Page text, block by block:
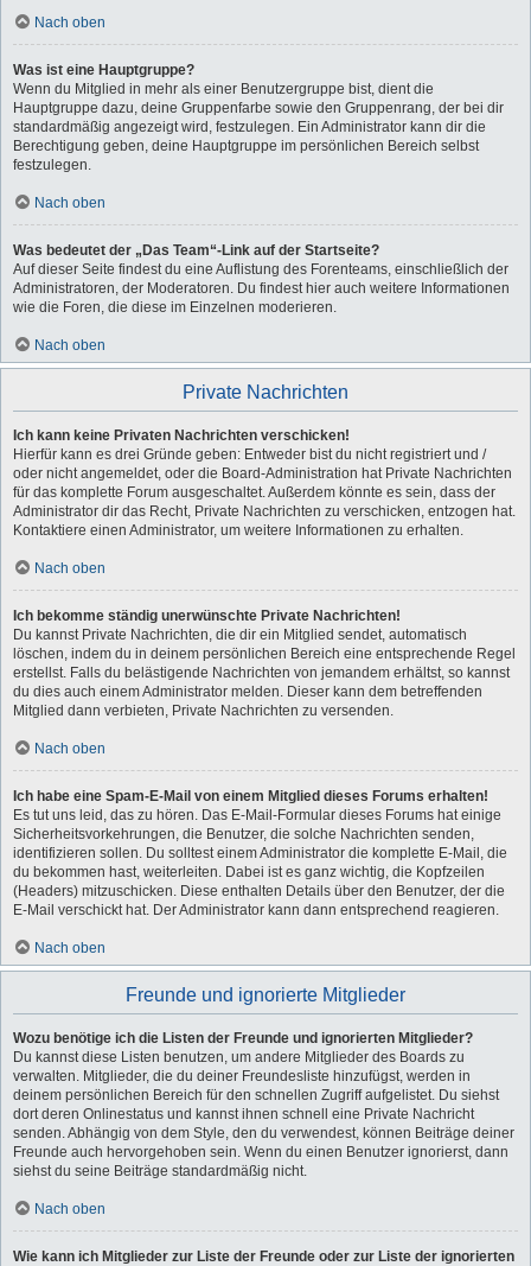
Nach oben
Was ist eine Hauptgruppe?
Wenn du Mitglied in mehr als einer Benutzergruppe bist, dient die
Hauptgruppe dazu, deine Gruppenfarbe sowie den Gruppenrang, der bei dir
standardmäßig angezeigt wird, festzulegen. Ein Administrator kann dir die
Berechtigung geben, deine Hauptgruppe im persönlichen Bereich selbst
festzulegen.
Nach oben
Was bedeutet der „Das Team“-Link auf der Startseite?
Auf dieser Seite findest du eine Auflistung des Forenteams, einschließlich der
Administratoren, der Moderatoren. Du findest hier auch weitere Informationen
wie die Foren, die diese im Einzelnen moderieren.
Nach oben
Private Nachrichten
Ich kann keine Privaten Nachrichten verschicken!
Hierfür kann es drei Gründe geben: Entweder bist du nicht registriert und /
oder nicht angemeldet, oder die Board-Administration hat Private Nachrichten
für das komplette Forum ausgeschaltet. Außerdem könnte es sein, dass der
Administrator dir das Recht, Private Nachrichten zu verschicken, entzogen hat.
Kontaktiere einen Administrator, um weitere Informationen zu erhalten.
Nach oben
Ich bekomme ständig unerwünschte Private Nachrichten!
Du kannst Private Nachrichten, die dir ein Mitglied sendet, automatisch
löschen, indem du in deinem persönlichen Bereich eine entsprechende Regel
erstellst. Falls du belästigende Nachrichten von jemandem erhältst, so kannst
du dies auch einem Administrator melden. Dieser kann dem betreffenden
Mitglied dann verbieten, Private Nachrichten zu versenden.
Nach oben
Ich habe eine Spam-E-Mail von einem Mitglied dieses Forums erhalten!
Es tut uns leid, das zu hören. Das E-Mail-Formular dieses Forums hat einige
Sicherheitsvorkehrungen, die Benutzer, die solche Nachrichten senden,
identifizieren sollen. Du solltest einem Administrator die komplette E-Mail, die
du bekommen hast, weiterleiten. Dabei ist es ganz wichtig, die Kopfzeilen
(Headers) mitzuschicken. Diese enthalten Details über den Benutzer, der die
E-Mail verschickt hat. Der Administrator kann dann entsprechend reagieren.
Nach oben
Freunde und ignorierte Mitglieder
Wozu benötige ich die Listen der Freunde und ignorierten Mitglieder?
Du kannst diese Listen benutzen, um andere Mitglieder des Boards zu
verwalten. Mitglieder, die du deiner Freundesliste hinzufügst, werden in
deinem persönlichen Bereich für den schnellen Zugriff aufgelistet. Du siehst
dort deren Onlinestatus und kannst ihnen schnell eine Private Nachricht
senden. Abhängig von dem Style, den du verwendest, können Beiträge deiner
Freunde auch hervorgehoben sein. Wenn du einen Benutzer ignorierst, dann
siehst du seine Beiträge standardmäßig nicht.
Nach oben
Wie kann ich Mitglieder zur Liste der Freunde oder zur Liste der ignorierten